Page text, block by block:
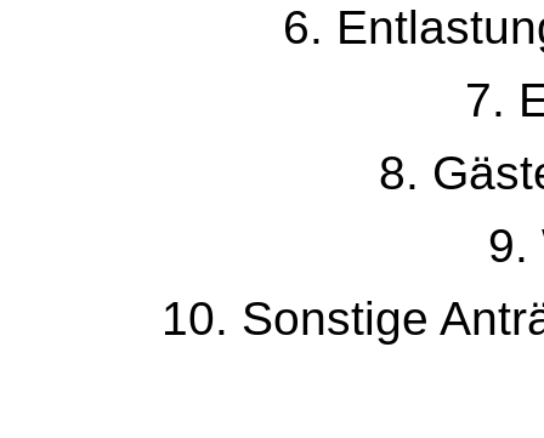
6.
7.
8.
9.
10. Sonstige